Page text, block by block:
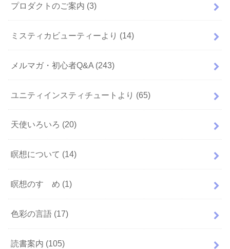
プロダクトのご案内 (3)
ミスティカビューティーより (14)
メルマガ・初心者Q&A (243)
ユニティインスティチュートより (65)
天使いろいろ (20)
瞑想について (14)
瞑想のすゝめ (1)
色彩の言語 (17)
読書案内 (105)